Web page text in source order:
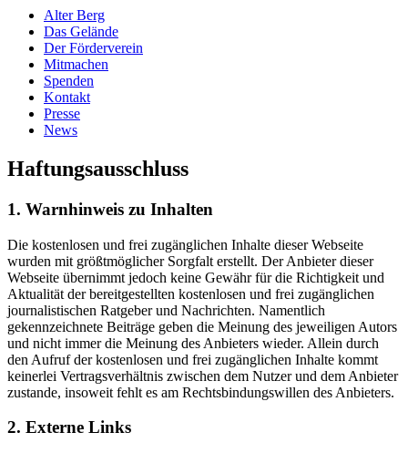
Alter Berg
Das Gelände
Der Förderverein
Mitmachen
Spenden
Kontakt
Presse
News
Haftungsausschluss
1. Warnhinweis zu Inhalten
Die kostenlosen und frei zugänglichen Inhalte dieser Webseite
wurden mit größtmöglicher Sorgfalt erstellt. Der Anbieter dieser
Webseite übernimmt jedoch keine Gewähr für die Richtigkeit und
Aktualität der bereitgestellten kostenlosen und frei zugänglichen
journalistischen Ratgeber und Nachrichten. Namentlich
gekennzeichnete Beiträge geben die Meinung des jeweiligen Autors
und nicht immer die Meinung des Anbieters wieder. Allein durch
den Aufruf der kostenlosen und frei zugänglichen Inhalte kommt
keinerlei Vertragsverhältnis zwischen dem Nutzer und dem Anbieter
zustande, insoweit fehlt es am Rechtsbindungswillen des Anbieters.
2. Externe Links